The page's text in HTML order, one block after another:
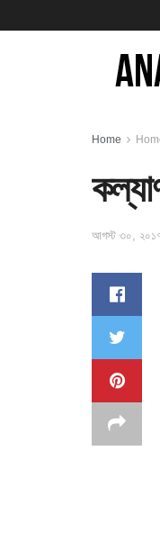
Home
আগস্ট ৩০,